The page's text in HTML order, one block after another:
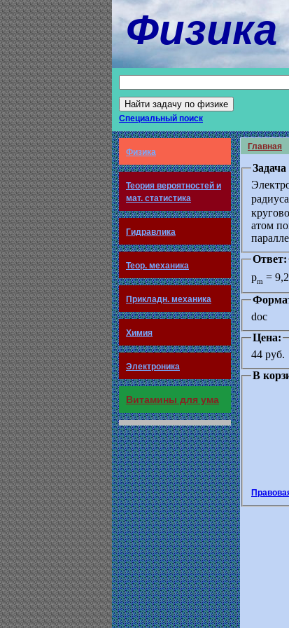
Физика
Специальный поиск
Физика
Теория вероятностей и
мат. статистика
Гидравлика
Теор. механика
Прикладн. механика
Химия
Электроника
Витамины для ума
Главная
Задача
атом
Ответ:
pm =
doc
Цена:
44 руб.
В